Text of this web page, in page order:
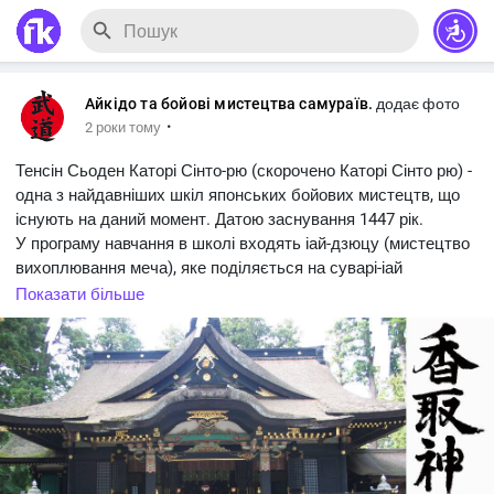
Айкідо та бойові мистецтва самураїв. додає фото
2 роки тому ·
Тенсін Сьоден Каторі Сінто-рю (скорочено Каторі Сінто рю) -
одна з найдавніших шкіл японських бойових мистецтв, що
існують на даний момент. Датою заснування 1447 рік.
У програму навчання в школі входять іай-дзюцу (мистецтво
вихоплювання меча), яке поділяється на суварі-іай
(вихоплювання меча в положенні сидячи) та батто-іай-дзюцу
(вихоплювання меча в русі), кен-дзюцу (мистецтво
фехтування мечем), бо-дзюцу (мистецтво бою довгим
жердиною), нагіната-дзюцу (мистецтво бою нагіната), дзю-
дзюцу (мистецтво боротьби без зброї), со-дзюцу
(мистецтво бою списом) та ін. Розділи.
Засновник школи, Іідзаса Іенао був видатним воїном, який
майстерно володів списом і мечем. Після падіння клану,
Показати більше